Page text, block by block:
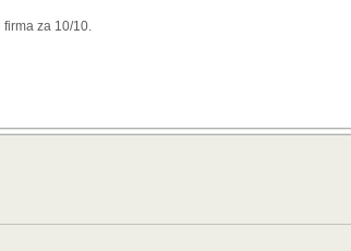
za 10/10.